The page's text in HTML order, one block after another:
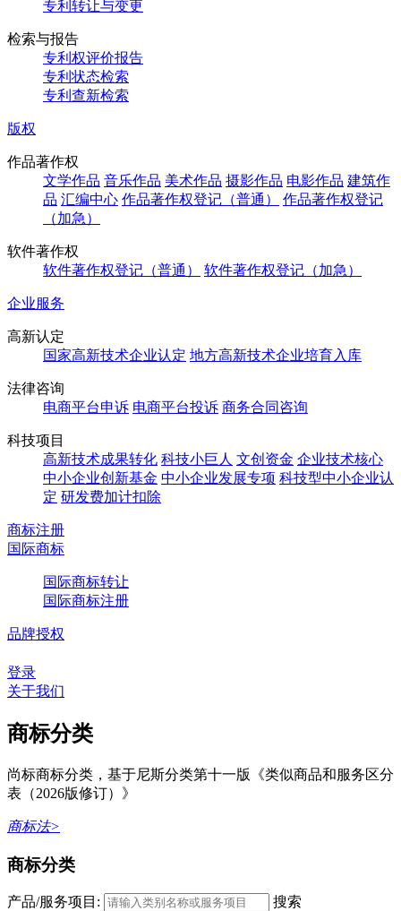
专利转让与变更
检索与报告
专利权评价报告
专利状态检索
专利查新检索
版权
作品著作权
文学作品 音乐作品 美术作品 摄影作品 电影作品 建筑作
品 汇编中心 作品著作权登记（普通）
作品著作权登记
（加急）
软件著作权
软件著作权登记（普通）
软件著作权登记（加急）
企业服务
高新认定
国家高新技术企业认定 地方高新技术企业培育入库
法律咨询
电商平台申诉 电商平台投诉 商务合同咨询
科技项目
高新技术成果转化 科技小巨人 文创资金 企业技术核心
中小企业创新基金 中小企业发展专项 科技型中小企业认
定 研发费加计扣除
商标注册
国际商标
国际商标转让
国际商标注册
品牌授权
登录
关于我们
商标分类
尚标商标分类，基于尼斯分类第十一版《类似商品和服务区分
表（2026版修订）》
商标法>
商标分类
产品/服务项目: 搜索